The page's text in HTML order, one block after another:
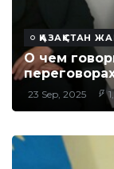
ҚАЗАҚСТАН
О чем
23 Sep, 2025